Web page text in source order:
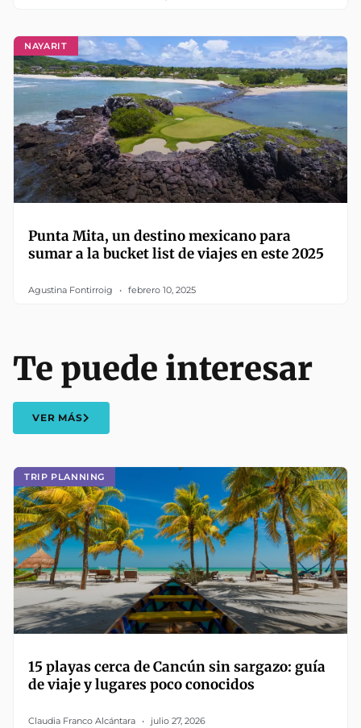
NAYARIT
Punta Mita, un destino mexicano para
sumar a la bucket list de viajes en este 2025
Agustina Fontirroig febrero 10, 2025
TRIP PLANNING
15 playas cerca de Cancún sin sargazo: guía
de viaje y lugares poco conocidos
Claudia Franco Alcántara julio 27, 2026
Te puede interesar
VER MÁS